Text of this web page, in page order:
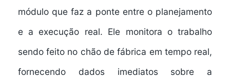
módulo que faz a ponte entre o planejamento
e a execução real. Ele monitora o trabalho
sendo feito no chão de fábrica em tempo real,
fornecendo dados imediatos sobre a